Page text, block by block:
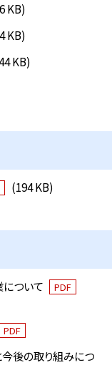
KB)
KB)
KB)
(194 KB)
ついて PDF
PDF
後の取り組みにつ